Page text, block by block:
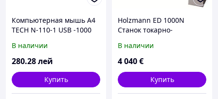
Компьютерная мышь A4
TECH N-110-1 USB -1000
В наличии
280.28лей
Купить
Holzmann ED 1000N
Cтанок токарно-
В наличии
4 040€
Купить